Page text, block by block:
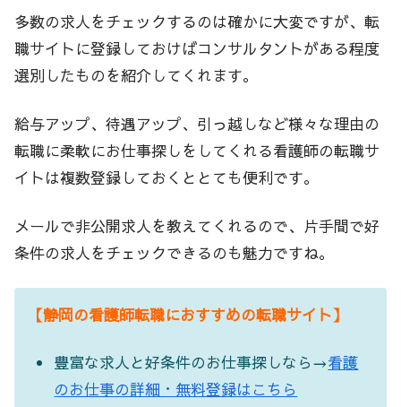
多数の求人をチェックするのは確かに大変ですが、転
職サイトに登録しておけばコンサルタントがある程度
選別したものを紹介してくれます。
給与アップ、待遇アップ、引っ越しなど様々な理由の
転職に柔軟にお仕事探しをしてくれる看護師の転職サ
イトは複数登録しておくととても便利です。
メールで非公開求人を教えてくれるので、片手間で好
条件の求人をチェックできるのも魅力ですね。
【静岡の看護師転職におすすめの転職サイト】
豊富な求人と好条件のお仕事探しなら→看護
のお仕事の詳細・無料登録はこちら